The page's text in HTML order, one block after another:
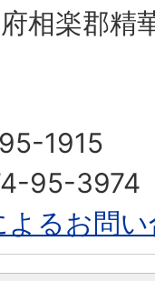
相楽郡精
1915
95-3974
よるお問